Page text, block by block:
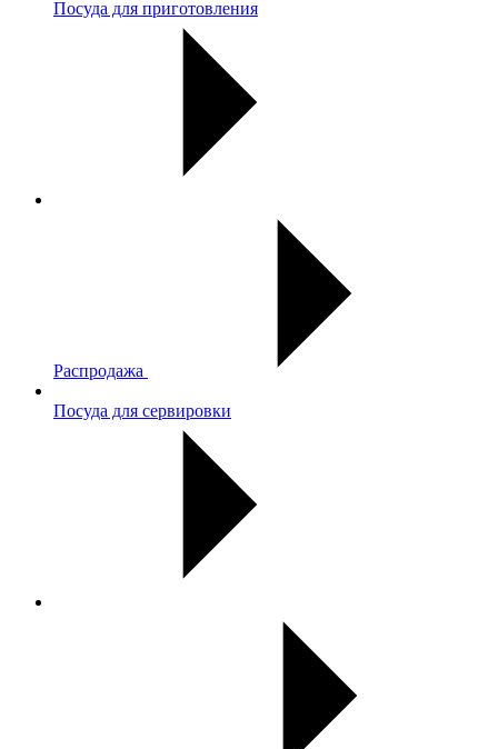
Посуда для приготовления
Распродажа
Посуда для сервировки